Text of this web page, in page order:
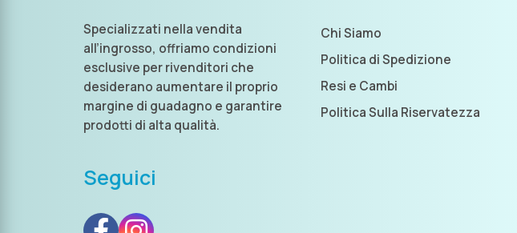
Specializzati nella vendita
all’ingrosso, offriamo condizioni
esclusive per rivenditori che
desiderano aumentare il proprio
margine di guadagno e garantire
prodotti di alta qualità.
Seguici
Chi Siamo
Politica di Spedizione
Resi e Cambi
Politica Sulla Riservatezza